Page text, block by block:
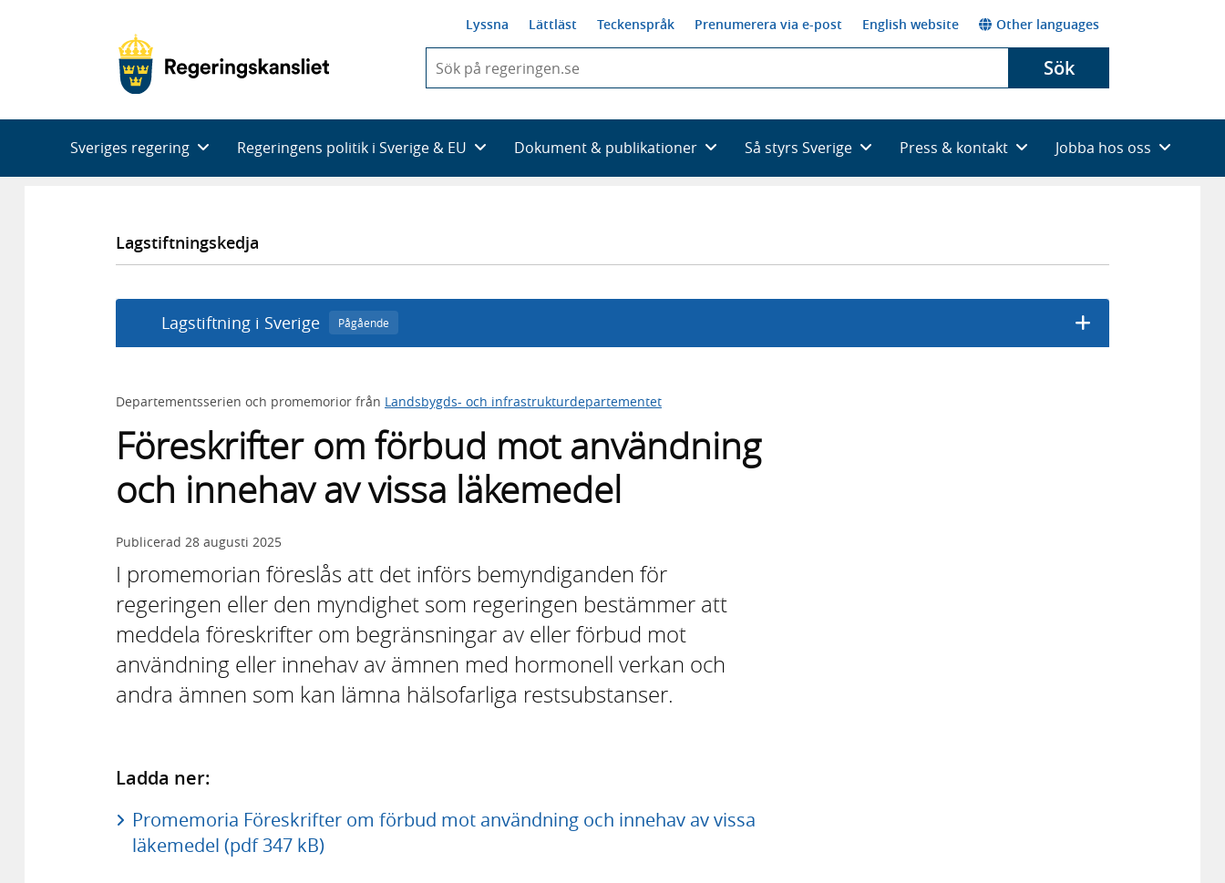
Lyssna Lättläst Teckenspråk Prenumerera via e-post English website Other languages
du
skriva
framträder
en
Sök
Sveriges regering Regeringens politik i Sverige & EU Dokument & publikationer Så styrs Sverige Press & kontakt Jobba hos oss
Lagstiftningskedja
Lagstiftning i Sverige Pågående
Departementsserien och promemorior från Landsbygds- och infrastrukturdepartementet
Föreskrifter om förbud mot användning
och innehav av vissa läkemedel
Publicerad 28 augusti 2025
I promemorian föreslås att det införs bemyndiganden för
regeringen eller den myndighet som regeringen bestämmer att
meddela föreskrifter om begränsningar av eller förbud mot
användning eller innehav av ämnen med hormonell verkan och
andra ämnen som kan lämna hälsofarliga restsubstanser.
Ladda ner:
Promemoria Föreskrifter om förbud mot användning och innehav av vissa
läkemedel (pdf 347 kB)